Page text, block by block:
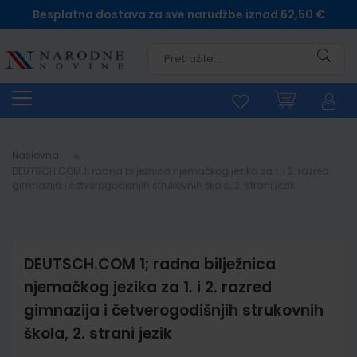
Besplatna dostava za sve narudžbe iznad 62,50 €
Naslovna
DEUTSCH.COM 1; radna bilježnica
njemačkog jezika za 1. i 2. razred
gimnazija i četverogodišnjih strukovnih
škola, 2. strani jezik